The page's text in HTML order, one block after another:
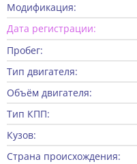
Модификация:
Дата регистрации:
Пробег:
Тип двигателя:
Объём двигателя:
Тип КПП:
Кузов:
Страна происхождения: